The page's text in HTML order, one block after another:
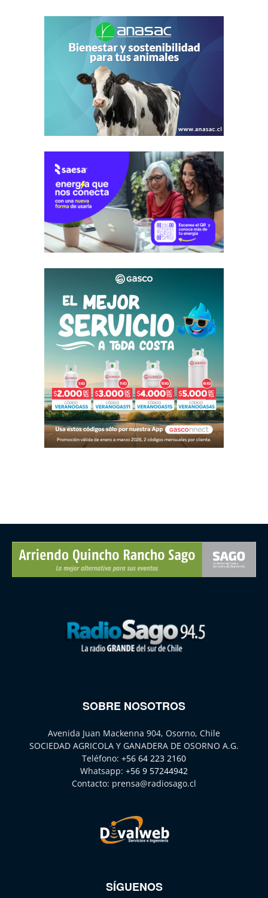
SOBRE NOSOTROS
Avenida Juan Mackenna 904, Osorno, Chile
SOCIEDAD AGRICOLA Y GANADERA DE OSORNO A.G.
Teléfono: +56 64 223 2160
Whatsapp: +56 9 57244942
Contacto: prensa@radiosago.cl
SÍGUENOS